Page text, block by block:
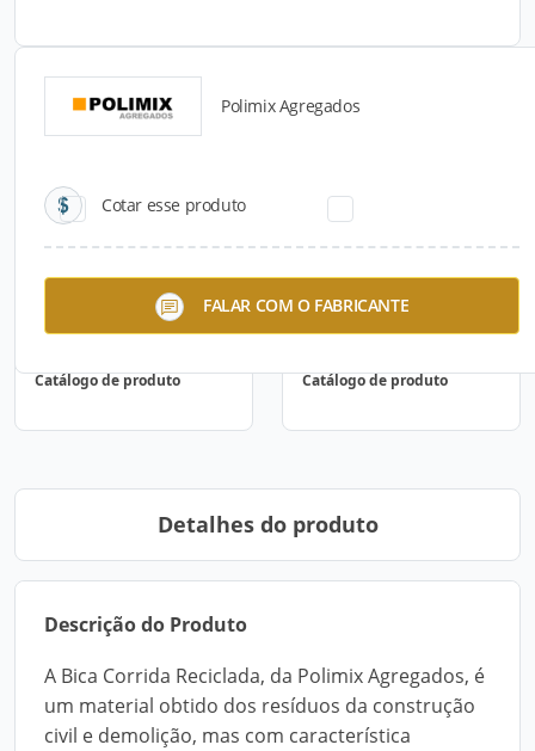
Polimix Agregados
Cotar esse produto
FALAR COM O FABRICANTE
Catálogos para Download
Catálogo de produto Catálogo de produto
Detalhes do produto
Descrição do Produto
A Bica Corrida Reciclada, da Polimix Agregados, é
um material obtido dos resíduos da construção
civil e demolição, mas com característica